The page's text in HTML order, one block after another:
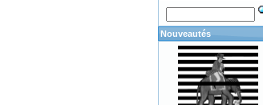
Nouveautés